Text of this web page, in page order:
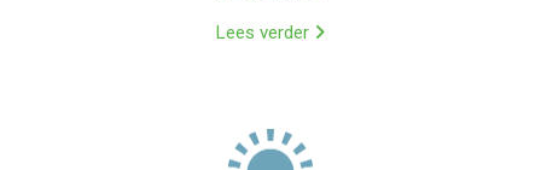
Lees verder